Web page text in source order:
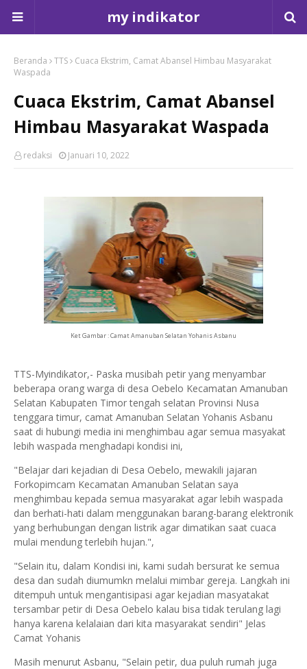
my indikator
Beranda TTS
Cuaca Ekstrim, Camat Abansel Himbau Masyarakat
Waspada
Cuaca Ekstrim, Camat Abansel
Himbau Masyarakat Waspada
redaksi Januari 10, 2022
Ket Gambar : Camat Amanuban Selatan Yohanis Asbanu
TTS-Myindikator,- Paska musibah petir yang menyambar
beberapa orang warga di desa Oebelo Kecamatan Amanuban
Selatan Kabupaten Timor tengah selatan Provinsi Nusa
tenggara timur, camat Amanuban Selatan Yohanis Asbanu
saat di hubungi media ini menghimbau agar semua masyakat
lebih waspada menghadapi kondisi ini,
"Belajar dari kejadian di Desa Oebelo, mewakili jajaran
Forkopimcam Kecamatan Amanuban Selatan saya
menghimbau kepada semua masyarakat agar lebih waspada
dan berhati-hati dalam menggunakan barang-barang elektronik
yang berhubungan dengan listrik agar dimatikan saat cuaca
mulai mendung terlebih hujan.",
"Selain itu, dalam Kondisi ini, kami sudah bersurat ke semua
desa dan sudah diumumkn melalui mimbar gereja. Langkah ini
ditempuh untuk mengantisipasi agar kejadian masyatakat
tersambar petir di Desa Oebelo kalau bisa tidak terulang lagi
hanya karena kelalaian dari kita masyarakat sendiri" Jelas
Camat Yohanis
Masih menurut Asbanu, "Selain petir, dua puluh rumah juga